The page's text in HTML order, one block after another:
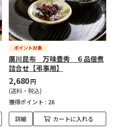
廣川昆布 万味豊秀 ６品佃煮
詰合せ【弔事用】
2,680円
(送料・税込)
獲得ポイント : 26
詳細 カートに入れる